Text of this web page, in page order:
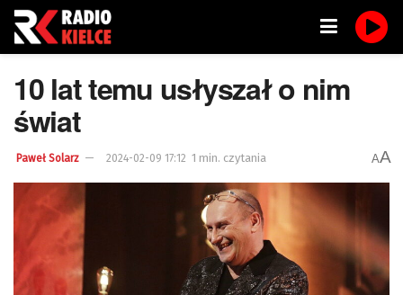
10 lat temu usłyszał o nim
świat
Paweł Solarz 2024-02-09 17:12 1 min. czytania AA